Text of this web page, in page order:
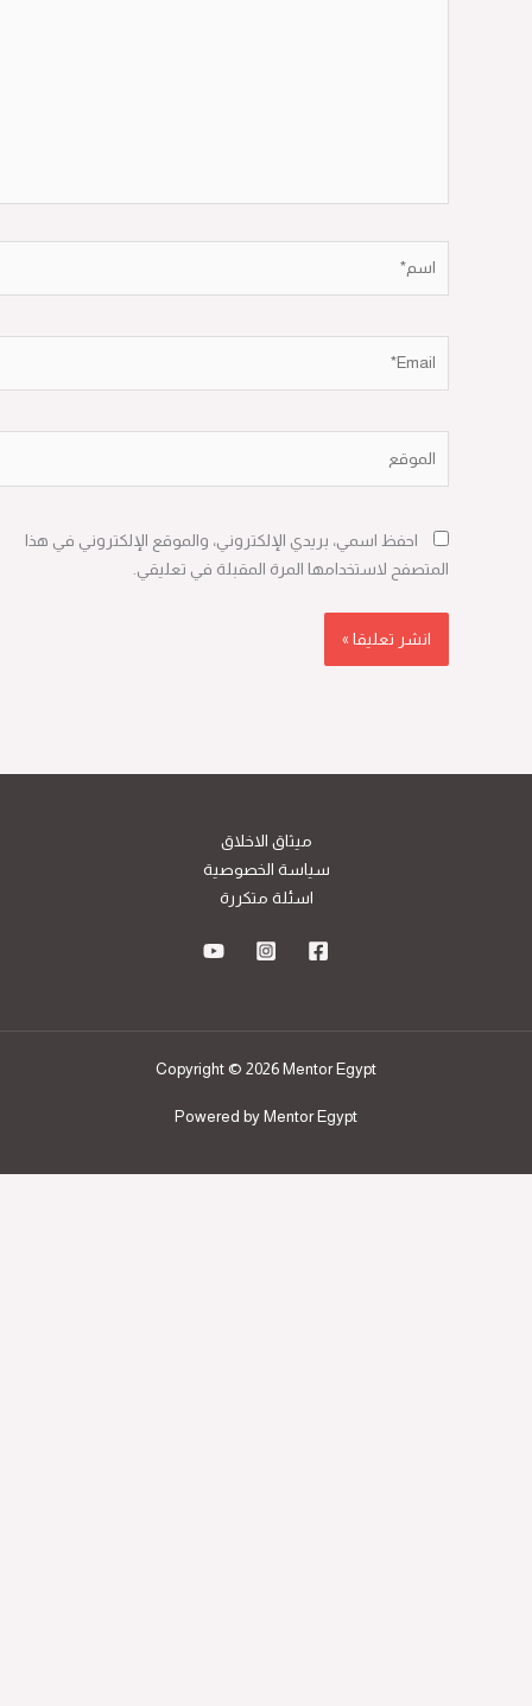
احفظ اسمي، بريدي الإلكتروني، والموقع الإلكتروني في هذا
المتصفح لاستخدامها المرة المقبلة في تعليقي.
ميثاق الاخلاق
سياسة الخصوصية
اسئلة متكررة
Copyright © 2026 Mentor Egypt
Powered by Mentor Egypt